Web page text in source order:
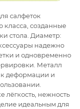
салфеток
созданные
стола. Диаметр:
надежно
и одновременно
Металл
к деформации и
лёгкость, нежность
идеальным для